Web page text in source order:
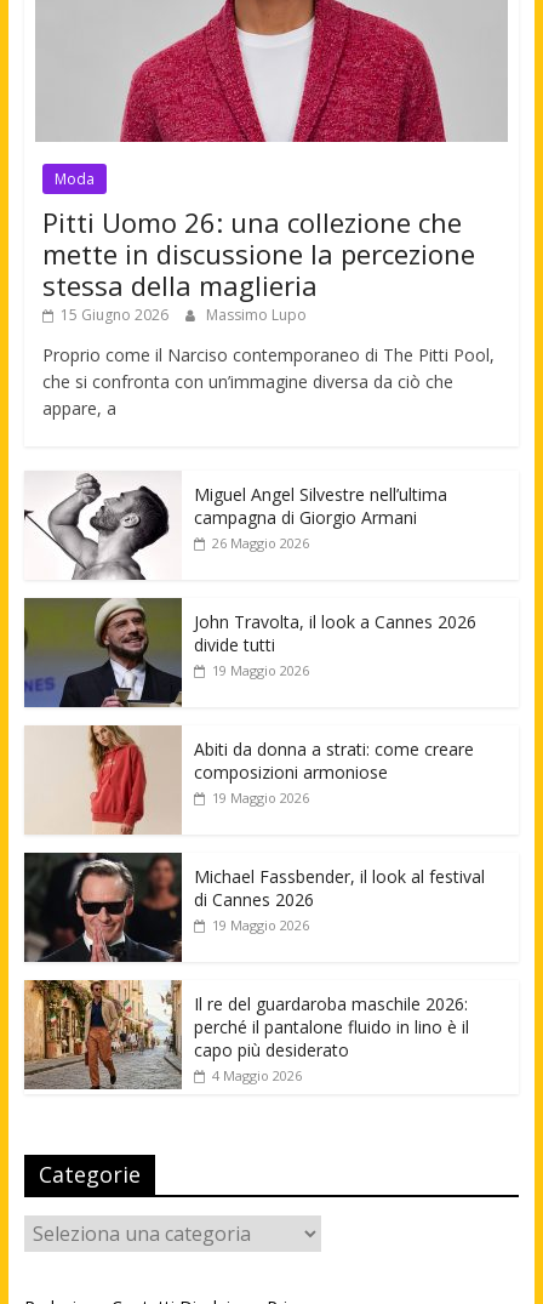
Moda
Pitti Uomo 26: una collezione che
mette in discussione la percezione
stessa della maglieria
15 Giugno 2026 Massimo Lupo
Proprio come il Narciso contemporaneo di The Pitti Pool,
che si confronta con un’immagine diversa da ciò che
appare, a
Miguel Angel Silvestre nell’ultima
campagna di Giorgio Armani
26 Maggio 2026
John Travolta, il look a Cannes 2026
divide tutti
19 Maggio 2026
Abiti da donna a strati: come creare
composizioni armoniose
19 Maggio 2026
Michael Fassbender, il look al festival
di Cannes 2026
19 Maggio 2026
Il re del guardaroba maschile 2026:
perché il pantalone fluido in lino è il
capo più desiderato
4 Maggio 2026
Categorie
Categorie